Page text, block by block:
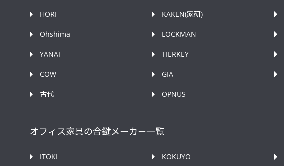
HORI KAKEN(家研)
Ohshima LOCKMAN
YANAI TIERKEY
COW GIA
古代 OPNUS
オフィス家具の合鍵メーカー一覧
ITOKI KOKUYO